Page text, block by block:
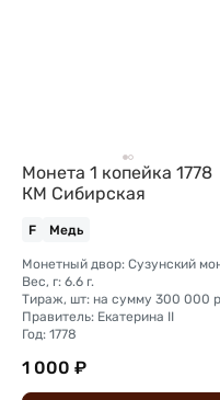
Монета 1 копейка 1778
КМ Сибирская
F Медь
Вес, г: 6.6 г.
Правитель: Екатерина II
Год: 1778
1 000 ₽